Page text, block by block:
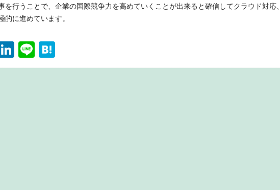
を行うことで、企業の国際競争力を高めていくことが出来ると確信してクラウド対応、
的に進めています。
X
Li
n
Li
n
at